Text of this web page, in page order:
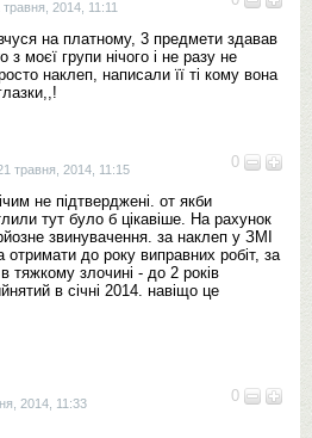
травня, 2014, 11:11
на платному, 3 предмети здавав
з моєї групи нічого і не разу не
наклеп, написали її ті кому вона
0
травня, 2014, 11:15
не підтверджені. от якби
тут було б цікавіше. На рахунок
звинувачення. за наклеп у ЗМІ
до року виправних робіт, за
тяжкому злочині - до 2 років
в січні 2014. навіщо це
0
2014, 11:33